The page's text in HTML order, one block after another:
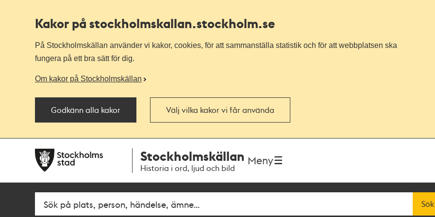
Kakor på stockholmskallan.stockholm.se
På Stockholmskällan använder vi kakor, cookies, för att sammanställa statistik och för att webbplatsen ska
fungera på ett bra sätt för dig.
Om kakor på Stockholmskällan
Godkänn alla kakor Välj vilka kakor vi får använda
navigationen
huvudinnehållet
Stockholmskällan
Historia i ord, ljud och bild
Meny
Fritextsök Sök